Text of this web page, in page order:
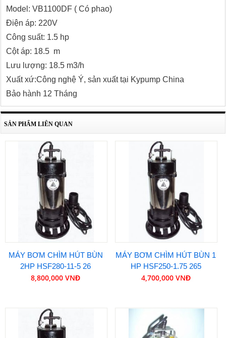
Model: VB1100DF ( Có phao)
Điện áp: 220V
Công suất: 1.5 hp
Cột áp: 18.5 m
Lưu lượng: 18.5 m3/h
Xuất xứ:Công nghệ Ý, sản xuất tại Kypump China
Bảo hành 12 Tháng
SẢN PHẨM LIÊN QUAN
MÁY BƠM CHÌM HÚT BÙN
2HP HSF280-11-5 26
8,800,000 VNĐ
MÁY BƠM CHÌM HÚT BÙN 1
HP HSF250-1.75 265
4,700,000 VNĐ